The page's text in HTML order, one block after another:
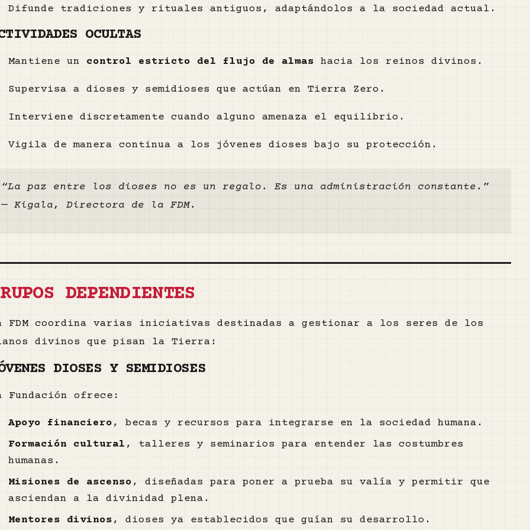
Difunde tradiciones y rituales antiguos, adaptándolos a la sociedad actual.
OCULTAS
Mantiene un control estricto del flujo de almas hacia los reinos divinos.
Supervisa a dioses y semidioses que actúan en Tierra Zero.
Interviene discretamente cuando alguno amenaza el equilibrio.
Vigila de manera continua a los jóvenes dioses bajo su protección.
“La paz entre los dioses no es un regalo. Es una administración constante.”
— Kigala, Directora de la FDM.
DEPENDIENTES
FDM coordina varias iniciativas destinadas a gestionar a los seres de los
divinos que pisan la Tierra:
DIOSES Y SEMIDIOSES
Fundación ofrece:
Apoyo financiero , becas y recursos para integrarse en la sociedad humana.
Formación cultural , talleres y seminarios para entender las costumbres
humanas.
Misiones de ascenso , diseñadas para poner a prueba su valía y permitir que
asciendan a la divinidad plena.
Mentores divinos , dioses ya establecidos que guían su desarrollo.